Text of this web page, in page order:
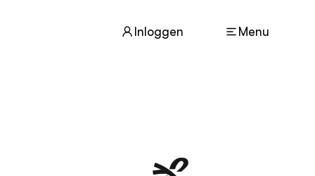
Inloggen Menu